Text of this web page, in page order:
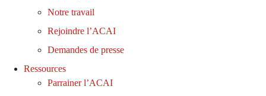
Notre travail
Rejoindre l’ACAI
Demandes de presse
Ressources
Parrainer l’ACAI